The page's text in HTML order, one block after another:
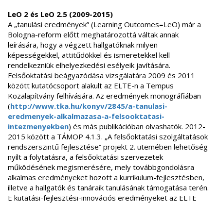
LeO 2 és LeO 2.5 (2009-2015)
A „tanulási eredmények” (Learning Outcomes=LeO) már a
Bologna-reform előtt meghatározottá váltak annak
leírására, hogy a végzett hallgatóknak milyen
képességekkel, attitűdökkel és ismeretekkel kell
rendelkezniük elhelyezkedési esélyeik javítására.
Felsőoktatási beágyazódása vizsgálatára 2009 és 2011
között kutatócsoport alakult az ELTE-n a Tempus
Közalapítvány felhívására. Az eredmények monográfiában
(http://www.tka.hu/konyv/2845/a-tanulasi-
eredmenyek-alkalmazasa-a-felsooktatasi-
intezmenyekben) és más publikációban olvashatók. 2012-
2015 között a TÁMOP 4.1.3. „A felsőoktatási szolgáltatások
rendszerszintű fejlesztése” projekt 2. ütemében lehetőség
nyílt a folytatásra, a felsőoktatási szervezetek
működésének megismerésére, mely továbbgondolásra
alkalmas eredményeket hozott a kurrikulum-fejlesztésben,
illetve a hallgatók és tanáraik tanulásának támogatása terén.
E kutatási-fejlesztési-innovációs eredményeket az ELTE